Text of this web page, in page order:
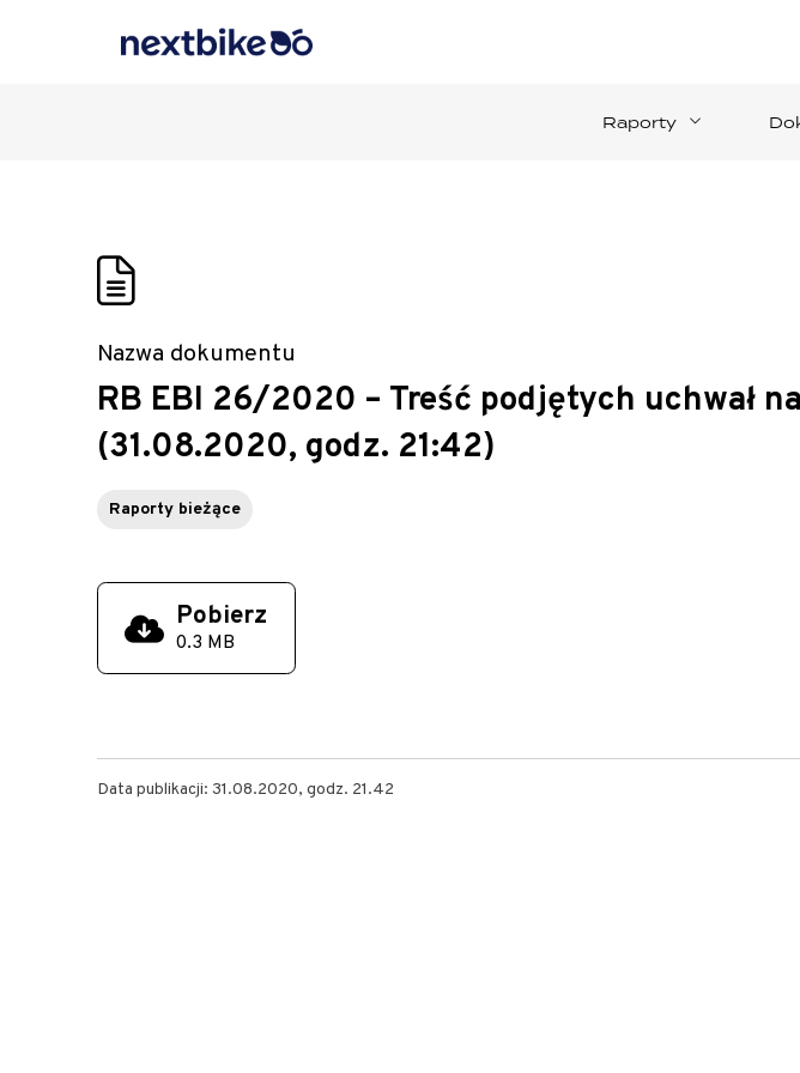
Raporty
Nazwa dokumentu
RB EBI 26/2020 – Treść podjętych uchwał
(31.08.2020, godz. 21:42)
Raporty bieżące
Pobierz
0.3 MB
Data publikacji: 31.08.2020, godz. 21.42